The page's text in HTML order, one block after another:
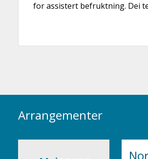
for assistert befruktning. Dei
Arrangementer